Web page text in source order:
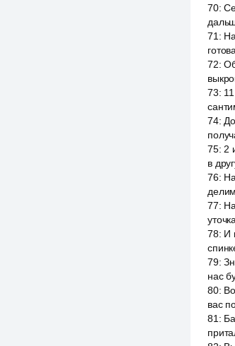
70:
71 :
72:
73:
74:
75: 2
в
76:
77:
78: И
79:
нас
80:
вас
81 :